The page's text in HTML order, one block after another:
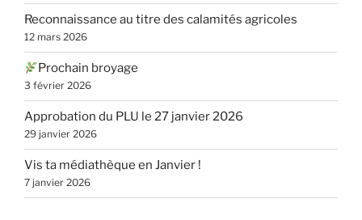
Reconnaissance au titre des calamités agricoles
12 mars 2026
Prochain broyage
3 février 2026
Approbation du PLU le 27 janvier 2026
29 janvier 2026
Vis ta médiathèque en Janvier !
7 janvier 2026